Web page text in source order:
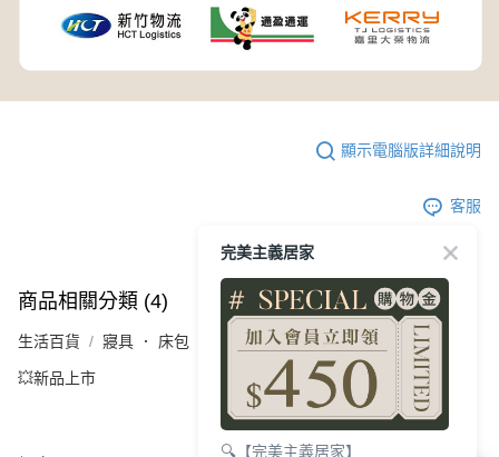
顯示電腦版詳細說明
客服
商品相關分類 (4) 查看全部
生活百貨 寢具 ． 床包
💥新品上市
完美主義居家
🔍【完美主義居家】